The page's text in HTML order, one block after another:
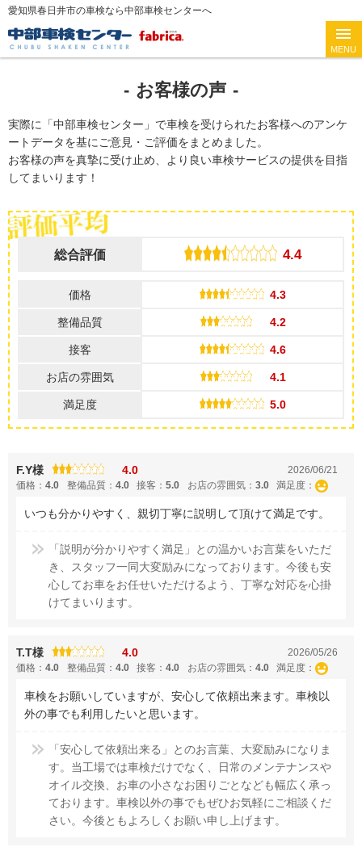
愛知県春日井市の車検なら中部車検センターへ
お客様の声
実際に「中部車検センター」で車検を受けられたお客様へのアンケ
ートデータを基にご意見・ご評価をまとめました。
お客様の声を真摯に受け止め、より良い車検サービスの提供を目指
してまいります！
総合評価 4.4
価格 4.3
整備品質 4.2
接客 4.6
お店の雰囲気 4.1
満足度 5.0
F.Y様 4.0
2026/06/21
価格： 4.0 整備品質： 4.0 接客：5.0 お店の雰囲気： 3.0 満足度：
いつも分かりやすく、親切丁寧に説明して頂けて満足です。
「説明が分かりやすく満足」との温かいお言葉をいただ
き、スタッフ一同大変励みになっております。今後も安
心してお車をお任せいただけるよう、丁寧な対応を心掛
けてまいります。
T.T様 4.0
2026/05/26
価格： 4.0 整備品質： 4.0 接客：4.0 お店の雰囲気： 4.0 満足度：
車検をお願いしていますが、安心して依頼出来ます。車検以
外の事でも利用したいと思います。
「安心して依頼出来る」とのお言葉、大変励みになりま
す。当工場では車検だけでなく、日常のメンテナンスや
オイル交換、お車の小さなお困りごとなども幅広く承っ
ております。車検以外の事でもぜひお気軽にご相談くだ
さい。今後ともよろしくお願い申し上げます。